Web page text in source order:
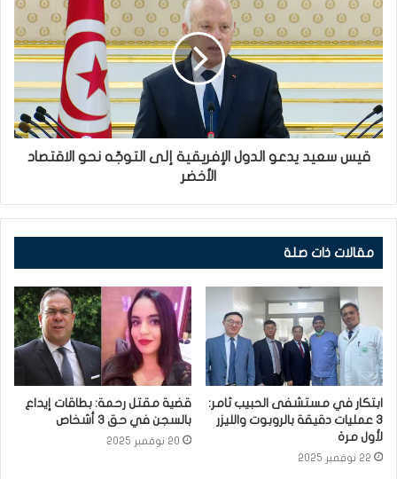
قيس سعيد يدعو الدول الإفريقية إلى التوجّه نحو الاقتصاد
الأخضر
مقالات ذات صلة
ابتكار في مستشفى الحبيب ثامر:
3 عمليات دقيقة بالروبوت والليزر
لأول مرة
22 نوفمبر 2025
قضية مقتل رحمة: بطاقات إيداع
بالسجن في حق 3 أشخاص
20 نوفمبر 2025